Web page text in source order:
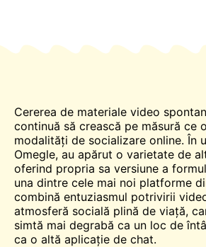
Cererea de materiale video
continuă să crească pe măsură ce
modalități de socializare online. În
Omegle, au apărut o varietate de
oferind propria sa versiune a
una dintre cele mai noi platforme
combină entuziasmul potrivirii
atmosferă socială plină de viață,
simtă mai degrabă ca un loc de
ca o altă aplicație de chat.